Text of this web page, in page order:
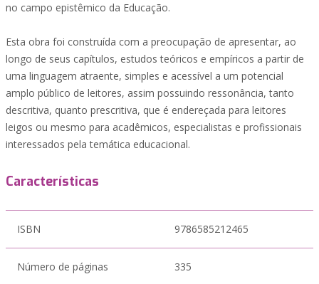
no campo epistêmico da Educação.
Esta obra foi construída com a preocupação de apresentar, ao
longo de seus capítulos, estudos teóricos e empíricos a partir de
uma linguagem atraente, simples e acessível a um potencial
amplo público de leitores, assim possuindo ressonância, tanto
descritiva, quanto prescritiva, que é endereçada para leitores
leigos ou mesmo para acadêmicos, especialistas e profissionais
interessados pela temática educacional.
Características
ISBN 9786585212465
Número de páginas 335